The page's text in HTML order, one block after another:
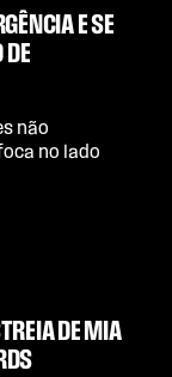
E SE
DE
não
no lado
DE MIA